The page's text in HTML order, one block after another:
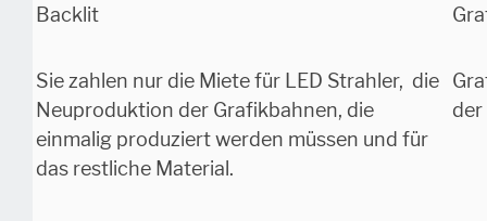
Backlit
Sie zahlen nur die Miete für LED Strahler, die
Neuproduktion der Grafikbahnen, die
einmalig produziert werden müssen und für
das restliche Material.